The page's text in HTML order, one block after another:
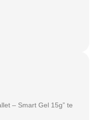
– Smart Gel 15g” te